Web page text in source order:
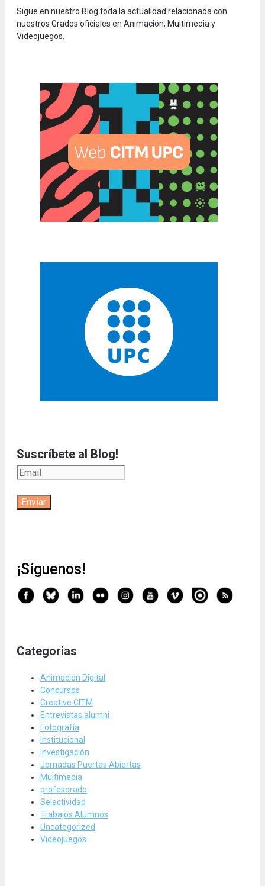
Sigue en nuestro Blog toda la actualidad relacionada con
nuestros Grados oficiales en Animación, Multimedia y
Videojuegos.
Suscríbete al Blog!
¡Síguenos!
Categorias
Animación Digital
Concursos
Creative CITM
Entrevistas alumni
Fotografía
Institucional
Investigación
Jornadas Puertas Abiertas
Multimedia
profesorado
Selectividad
Trabajos Alumnos
Uncategorized
Videojuegos